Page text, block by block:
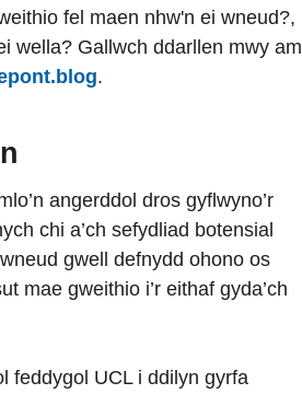
fel maen nhw'n ei wneud?,
wella? Gallwch ddarllen mwy am
.
angerddol dros gyflwyno’r
chi a’ch sefydliad botensial
gwell defnydd ohono os
mae gweithio i’r eithaf gyda’ch
feddygol UCL i ddilyn gyrfa